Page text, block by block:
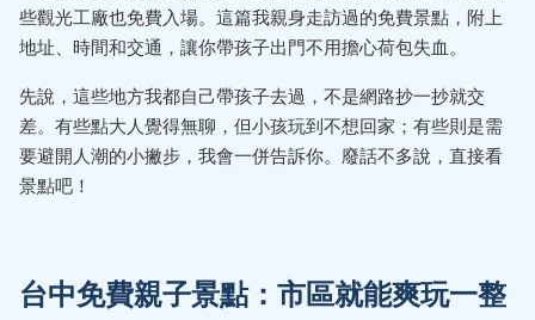
些觀光工廠也免費入場。這篇我親身走訪過的免費景點，附上
地址、時間和交通，讓你帶孩子出門不用擔心荷包失血。
先說，這些地方我都自己帶孩子去過，不是網路抄一抄就交
差。有些點大人覺得無聊，但小孩玩到不想回家；有些則是需
要避開人潮的小撇步，我會一併告訴你。廢話不多說，直接看
景點吧！
台中免費親子景點：市區就能爽玩一整